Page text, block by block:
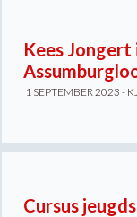
Kees Jongert
1 SEPTEMBER 2023 -
Cursus